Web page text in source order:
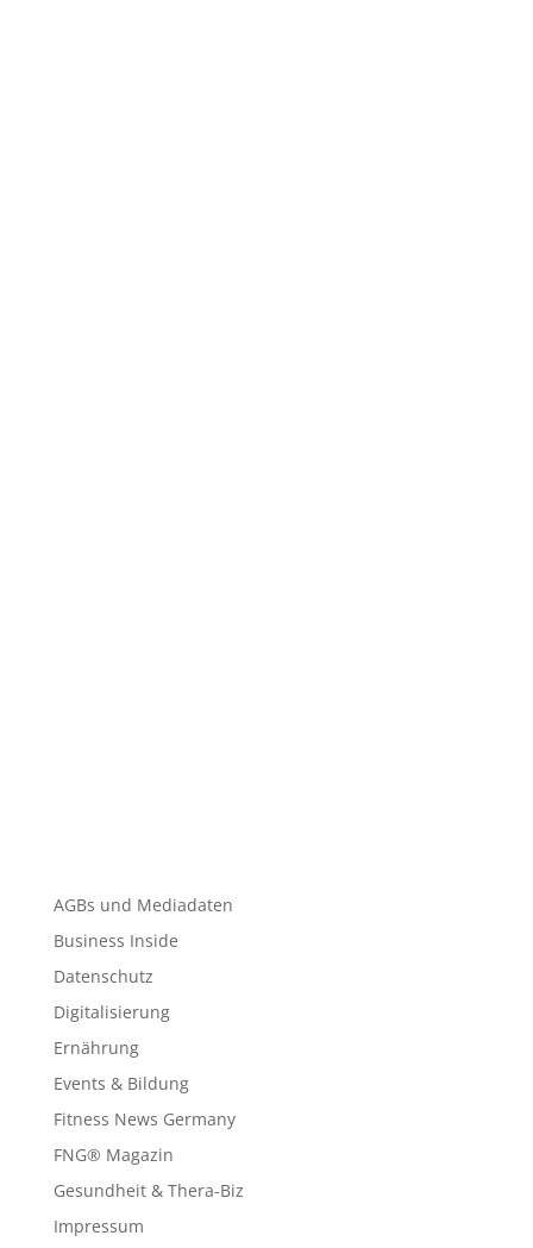
AGBs und Mediadaten
Business Inside
Datenschutz
Digitalisierung
Ernährung
Events & Bildung
Fitness News Germany
FNG® Magazin
Gesundheit & Thera-Biz
Impressum